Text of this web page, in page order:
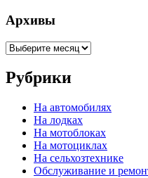
Архивы
Архивы
Рубрики
На автомобилях
На лодках
На мотоблоках
На мотоциклах
На сельхозтехнике
Обслуживание и